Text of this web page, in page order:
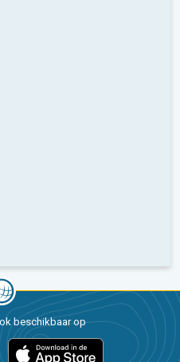
beschikbaar op